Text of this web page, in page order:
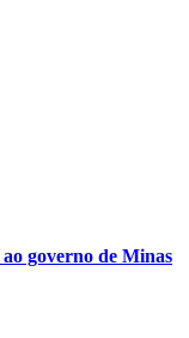
governo de Minas